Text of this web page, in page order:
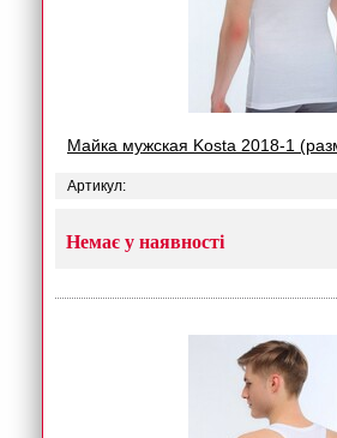
Майка мужская Kosta 2018-1
Артикул:
Немає у наявності